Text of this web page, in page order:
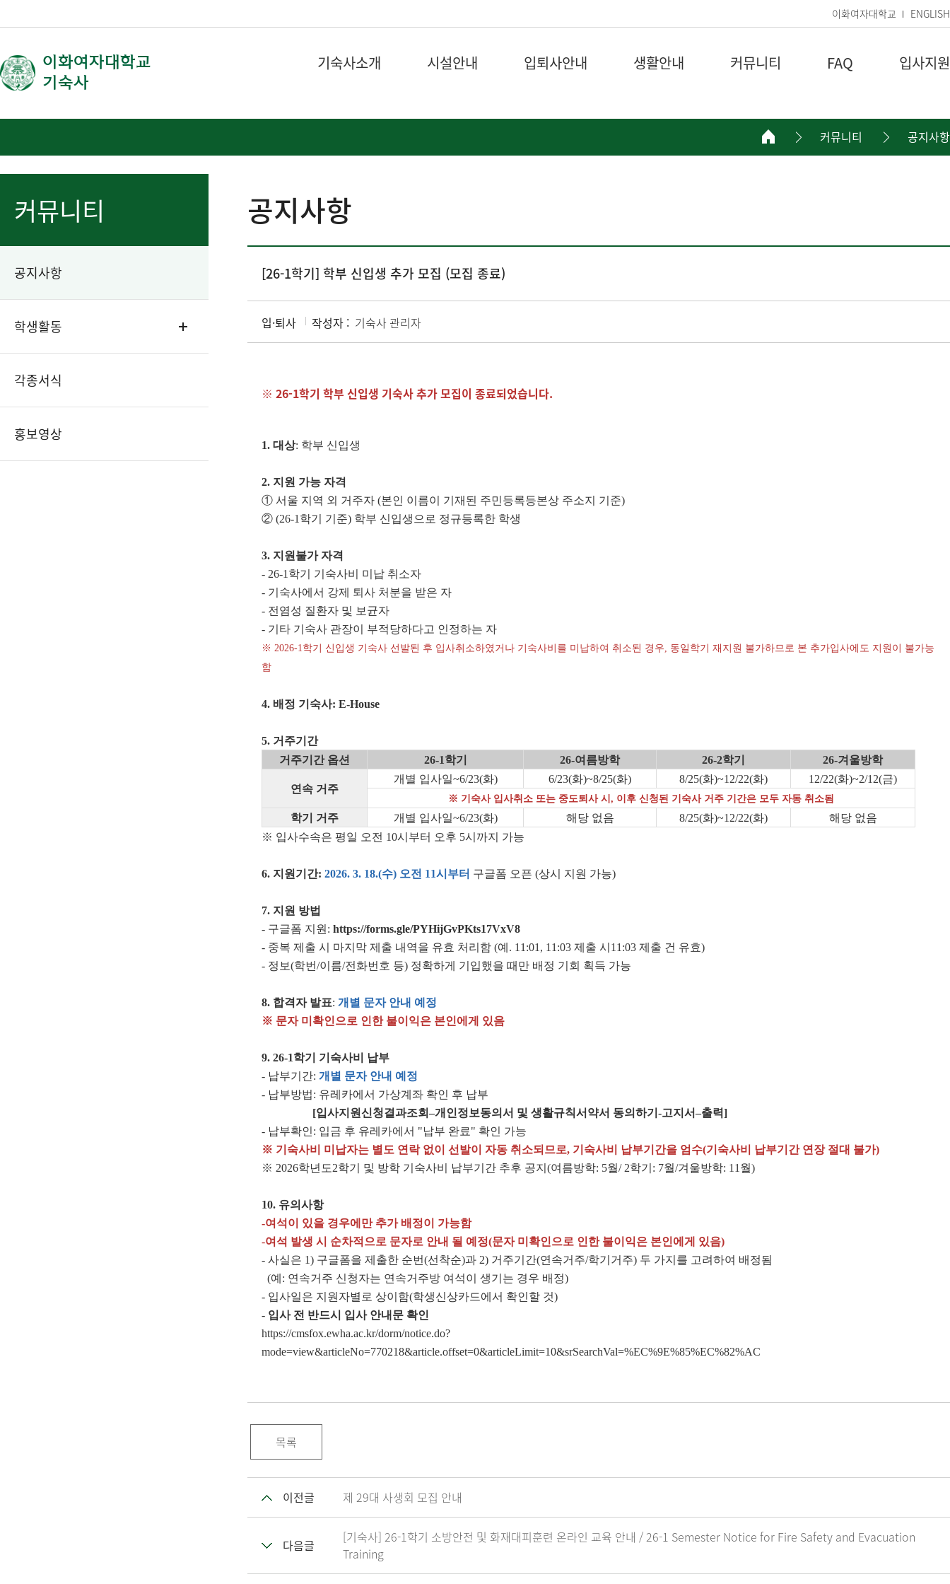
이화여자대학교 ENGLISH
이화여자대학교
기숙사
기숙사소개 시설안내 입퇴사안내 생활안내 커뮤니티 FAQ 입사지원
커뮤니티 공지사항
커뮤니티
공지사항
학생활동
각종서식
홍보영상
공지사항
[26-1학기] 학부 신입생 추가 모집 (모집 종료)
입·퇴사 작성자 : 기숙사 관리자
※ 26-1학기 학부 신입생 기숙사 추가 모집이 종료되었습니다.
1. 대상: 학부 신입생
2. 지원 가능 자격
① 서울 지역 외 거주자 (본인 이름이 기재된 주민등록등본상 주소지 기준)
② (26-1학기 기준) 학부 신입생으로 정규등록한 학생
3. 지원불가 자격
- 26-1학기 기숙사비 미납 취소자
- 기숙사에서 강제 퇴사 처분을 받은 자
- 전염성 질환자 및 보균자
- 기타 기숙사 관장이 부적당하다고 인정하는 자
※ 2026-1학기 신입생 기숙사 선발된 후 입사취소하였거나 기숙사비를 미납하여 취소된 경우, 동일학기 재지원 불가하므로 본 추가입사에도 지원이 불가능
함
4. 배정 기숙사: E-House
5. 거주기간
거주기간 옵션
26-1학기 26-여름방학 26-2학기 26-겨울방학
연속 거주
개별 입사일~6/23(화) 6/23(화)~8/25(화) 8/25(화)~12/22(화) 12/22(화)~2/12(금)
※ 기숙사 입사취소 또는 중도퇴사 시, 이후 신청된 기숙사 거주 기간은 모두 자동 취소됨
학기 거주 개별 입사일~6/23(화) 해당 없음 8/25(화)~12/22(화)
해당 없음
※ 입사수속은 평일 오전 10시부터 오후 5시까지 가능
6. 지원기간: 2026. 3. 18.(수) 오전 11시부터 구글폼 오픈 (상시 지원 가능)
7. 지원 방법
- 구글폼 지원: https://forms.gle/PYHijGvPKts17VxV8
- 중복 제출 시 마지막 제출 내역을 유효 처리함 (예. 11:01, 11:03 제출 시11:03 제출 건 유효)
- 정보(학번/이름/전화번호 등) 정확하게 기입했을 때만 배정 기회 획득 가능
8. 합격자 발표: 개별 문자 안내 예정
※ 문자 미확인으로 인한 불이익은 본인에게 있음
9. 26-1학기 기숙사비 납부
- 납부기간: 개별 문자 안내 예정
- 납부방법: 유레카에서 가상계좌 확인 후 납부
[입사지원신청결과조회 –개인정보동의서 및 생활규칙서약서 동의하기 -고지서–출력]
- 납부확인: 입금 후 유레카에서 "납부 완료" 확인 가능
※ 기숙사비 미납자는 별도 연락 없이 선발이 자동 취소되므로, 기숙사비 납부기간을 엄수(기숙사비 납부기간 연장 절대 불가)
※ 2026학년도2학기 및 방학 기숙사비 납부기간 추후 공지(여름방학: 5월/ 2학기: 7월/겨울방학: 11월)
10. 유의사항
-여석이 있을 경우에만 추가 배정이 가능함
-여석 발생 시 순차적으로 문자로 안내 될 예정(문자 미확인으로 인한 불이익은 본인에게 있음)
- 사실은 1) 구글폼을 제출한 순번(선착순)과 2) 거주기간(연속거주/학기거주) 두 가지를 고려하여 배정됨
(예: 연속거주 신청자는 연속거주방 여석이 생기는 경우 배정)
- 입사일은 지원자별로 상이함(학생신상카드에서 확인할 것)
- 입사 전 반드시 입사 안내문 확인
https://cmsfox.ewha.ac.kr/dorm/notice.do?
mode=view&articleNo=770218&article.offset=0&articleLimit=10&srSearchVal=%EC%9E%85%EC%82%AC
목록
이전글 제 29대 사생회 모집 안내
다음글
[기숙사] 26-1학기 소방안전 및 화재대피훈련 온라인 교육 안내 / 26-1 Semester Notice for Fire Safety and Evacuation
Training